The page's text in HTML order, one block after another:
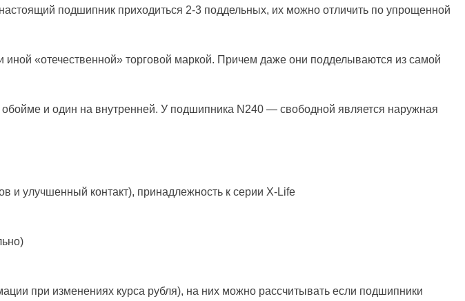
подшипник приходиться 2-3 поддельных, их можно отличить по упрощенной
«отечественной» торговой маркой. Причем даже они подделываются из самой
и один на внутренней. У подшипника N240 — свободной является наружная
и улучшенный контакт), принадлежность к серии X-Life
при изменениях курса рубля), на них можно рассчитывать если подшипники